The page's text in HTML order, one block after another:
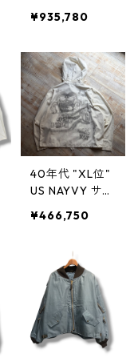
ニア 青 古着屋
ビンテージ n60
702
¥935,780
40年代 "XL位"
US NAYVY サル
前期型 白 ホワ
ー ガンナーズ
スモック エア
ブラシ 古着 古
着屋 高円寺 ビ
ンテージ n606
02
¥466,750